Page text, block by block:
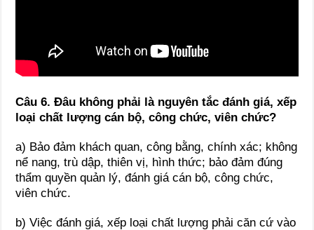
Câu 6. Đâu không phải là nguyên tắc đánh giá, xếp
loại chất lượng cán bộ, công chức, viên chức?
a) Bảo đảm khách quan, công bằng, chính xác; không
nể nang, trù dập, thiên vị, hình thức; bảo đảm đúng
thẩm quyền quản lý, đánh giá cán bộ, công chức,
viên chức.
b) Việc đánh giá, xếp loại chất lượng phải căn cứ vào